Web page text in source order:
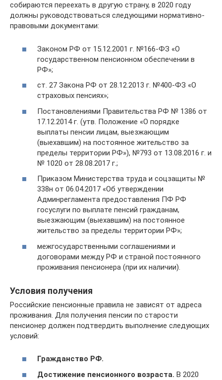
собираются переехать в другую страну, в 2020 году
должны руководствоваться следующими нормативно-
правовыми документами:
Законом РФ от 15.12.2001 г. №166-ФЗ «О
государственном пенсионном обеспечении в
РФ»;
ст. 27 Закона РФ от 28.12.2013 г. №400-ФЗ «О
страховых пенсиях»;
Постановлениями Правительства РФ № 1386 от
17.12.2014 г. (утв. Положение «О порядке
выплаты пенсии лицам, выезжающим
(выехавшим) на постоянное жительство за
пределы территории РФ»), №793 от 13.08.2016 г. и
№ 1020 от 28.08.2017 г.;
Приказом Министерства труда и соцзащиты №
338н от 06.04.2017 «Об утверждении
Админрегламента предоставления ПФ РФ
госуслуги по выплате пенсий гражданам,
выезжающим (выехавшим) на постоянное
жительство за пределы территории РФ»;
межгосударственными соглашениями и
договорами между РФ и страной постоянного
проживания пенсионера (при их наличии).
Условия получения
Российские пенсионные правила не зависят от адреса
проживания. Для получения пенсии по старости
пенсионер должен подтвердить выполнение следующих
условий:
Гражданство РФ.
Достижение пенсионного возраста. В 2020